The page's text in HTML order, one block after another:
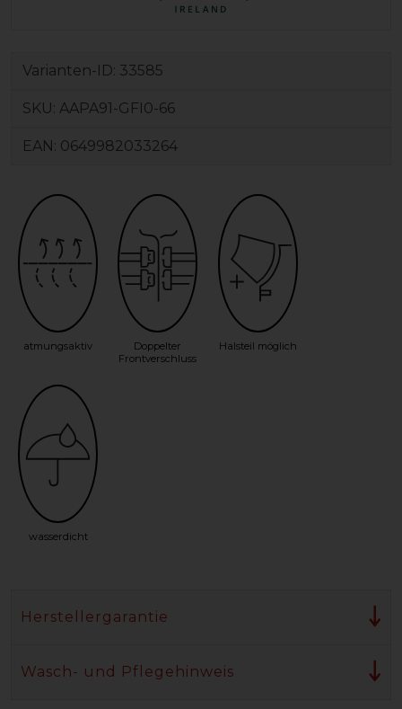
Varianten-ID: 33585
SKU: AAPA91-GFI0-66
EAN: 0649982033264
atmungsaktiv
Doppelter
Frontverschluss
Halsteil möglich
wasserdicht
Herstellergarantie
Wasch- und Pflegehinweis